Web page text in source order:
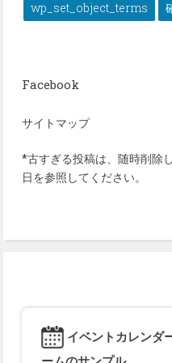
wp_set_object_terms
Facebook
サイトマップ
*古すぎる投稿は、随時削除
日を参照してください。
イベントカレンダ